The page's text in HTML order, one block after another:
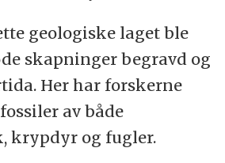
geologiske laget ble
skapninger begravd og
Her har forskerne
av både
krypdyr og fugler.